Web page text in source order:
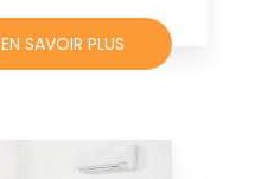
EN SAVOIR PLUS